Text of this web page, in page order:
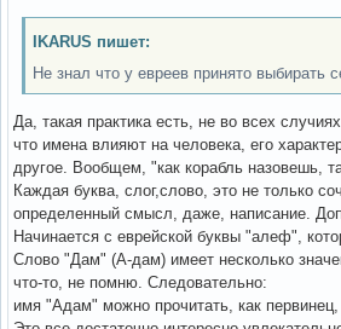
IKARUS пишет:
Не знал что у евреев принято выбирать
Да, такая практика есть, не во всех
что имена влияют на человека, его
другое. Вообщем, "как корабль назовешь,
Каждая буква, слог,слово, это не только
определенный смысл, даже, написание.
Начинается с еврейской буквы "алеф",
Слово "Дам" (А-дам) имеет несколько
что-то, не помню. Следовательно:
имя "Адам" можно прочитать, как